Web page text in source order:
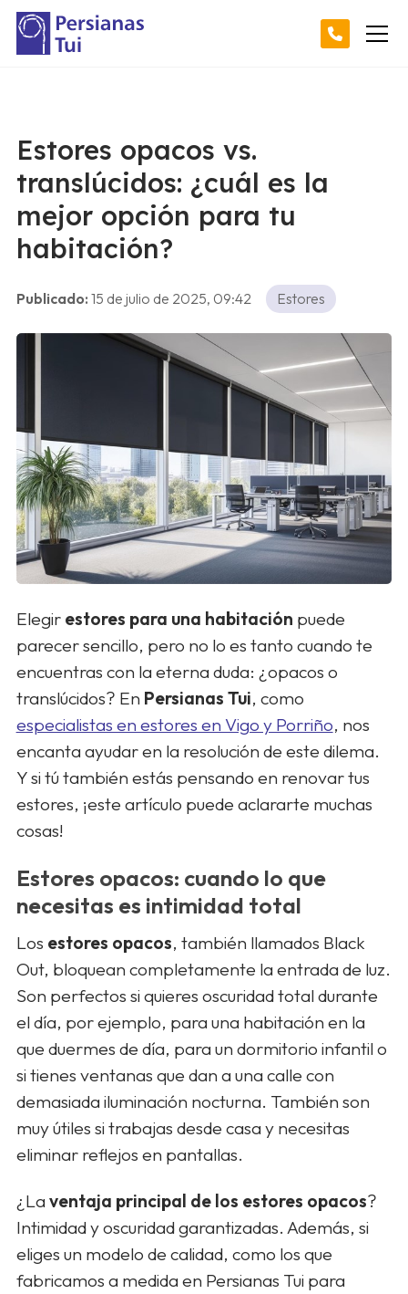
Estores opacos vs.
translúcidos: ¿cuál es la
mejor opción para tu
habitación?
Publicado: 15 de julio de 2025, 09:42 Estores
Elegir estores para una habitación puede
parecer sencillo, pero no lo es tanto cuando te
encuentras con la eterna duda: ¿opacos o
translúcidos? En Persianas Tui, como
especialistas en estores en Vigo y Porriño, nos
encanta ayudar en la resolución de este dilema.
Y si tú también estás pensando en renovar tus
estores, ¡este artículo puede aclararte muchas
cosas!
Estores opacos: cuando lo que
necesitas es intimidad total
Los estores opacos, también llamados Black
Out, bloquean completamente la entrada de luz.
Son perfectos si quieres oscuridad total durante
el día, por ejemplo, para una habitación en la
que duermes de día, para un dormitorio infantil o
si tienes ventanas que dan a una calle con
demasiada iluminación nocturna. También son
muy útiles si trabajas desde casa y necesitas
eliminar reflejos en pantallas.
¿La ventaja principal de los estores opacos?
Intimidad y oscuridad garantizadas. Además, si
eliges un modelo de calidad, como los que
fabricamos a medida en Persianas Tui para